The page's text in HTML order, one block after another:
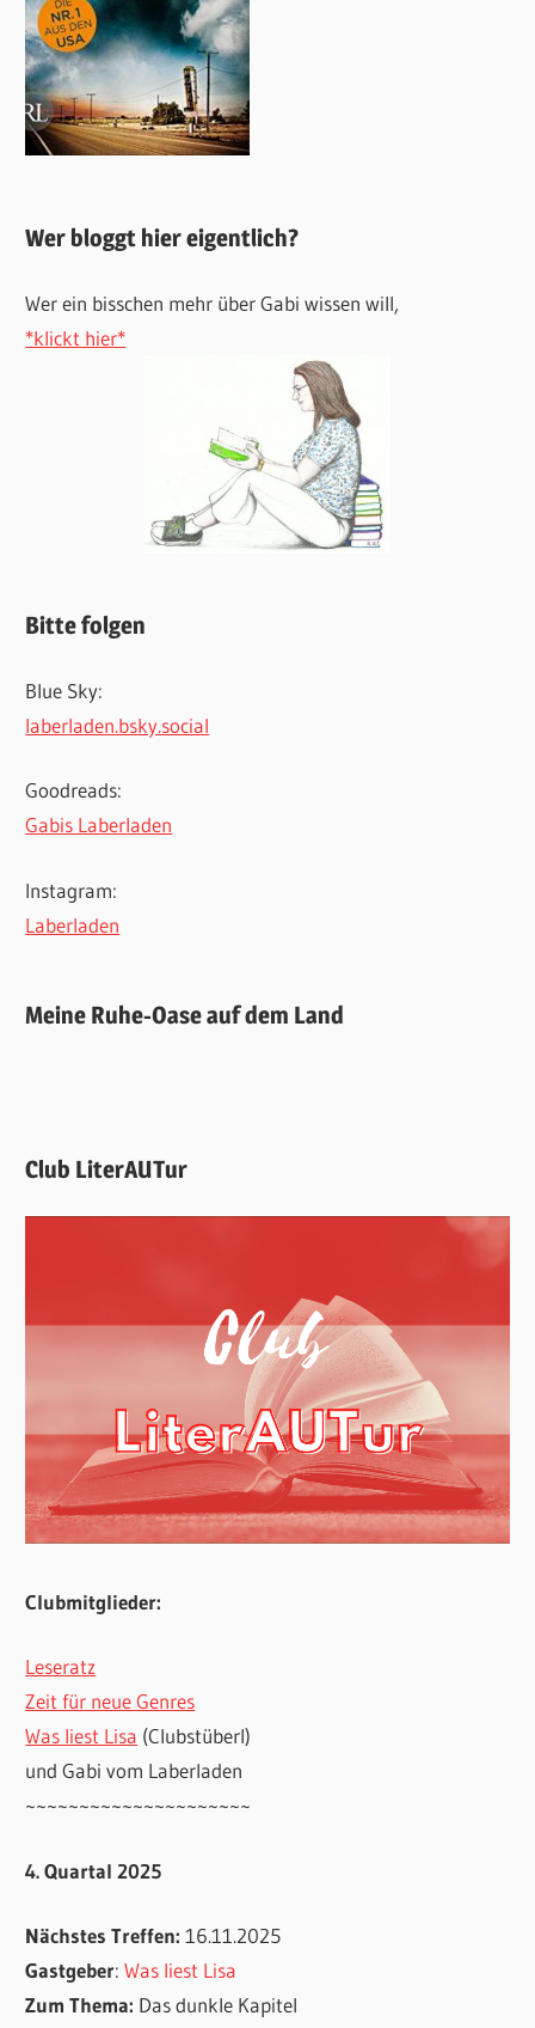
Wer bloggt hier eigentlich?
Wer ein bisschen mehr über Gabi wissen will,
*klickt hier*
Bitte folgen
Blue Sky:
laberladen.bsky.social
Goodreads:
Gabis Laberladen
Instagram:
Laberladen
Meine Ruhe-Oase auf dem Land
Club LiterAUTur
Clubmitglieder:
Leseratz
Zeit für neue Genres
Was liest Lisa (Clubstüberl)
und Gabi vom Laberladen
~~~~~~~~~~~~~~~~~~~~~
4. Quartal 2025
Nächstes Treffen:16.11.2025
Gastgeber:Was liest Lisa
Zum Thema: Das dunkle Kapitel